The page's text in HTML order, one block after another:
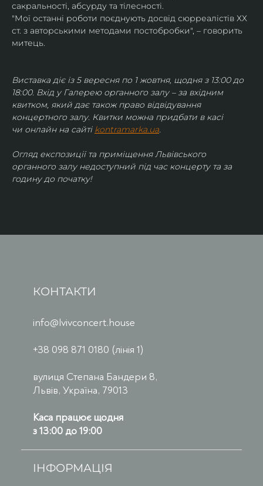
сакральності, абсурду та тілесності.
"Мої останні роботи поєднують досвід сюрреалістів ХХ
ст. з авторськими методами постобробки", – говорить
митець.
Виставка діє із 5 вересня по 1 жовтня, щодня з 13:00 до
18:00. Вхід у Галерею органного залу – за вхідним
квитком, який дає також право відвідування
концертного залу. Квитки можна придбати в касі
чи онлайн на сайті kontramarka.ua.
Огляд експозиції та приміщення Львівського
органного залу недоступний під час концерту та за
годину до початку!
КОНТАКТИ
info@lvivconcert.house
+38 098 871 0180 (лінія 1)
вулиця Степана Бандери 8,
Львів, Україна, 79013
Каса працює щодня
з 13:00 до 19:00
ІНФОРМАЦІЯ